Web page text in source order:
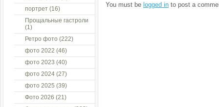
You must be logged in to post a
портрет (16)
Прощальные гастроли
(1)
Ретро фото (222)
фото 2022 (46)
фото 2023 (40)
фото 2024 (27)
фото 2025 (39)
Фото 2026 (21)